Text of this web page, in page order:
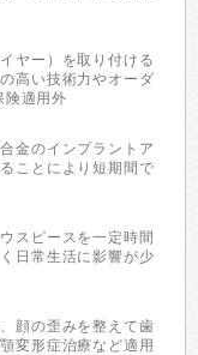
ヤー）を取り付ける
高い技術力やオーダ
険適用外
金のインプラントア
ことにより短期間で
スピースを一定時間
日常生活に影響が少
顔の歪みを整えて歯
変形症治療など適用